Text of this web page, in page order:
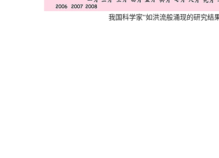
我国科学家“如洪流般涌现的研究结